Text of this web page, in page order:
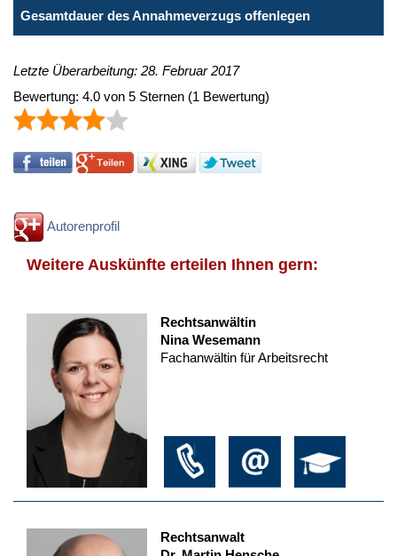
Gesamtdauer des Annahmeverzugs offenlegen
Letzte Überarbeitung: 28. Februar 2017
Bewertung: 4.0 von 5 Sternen (1 Bewertung)
Autorenprofil
Weitere Auskünfte erteilen Ihnen gern:
Rechtsanwältin
Nina Wesemann
Fachanwältin für Arbeitsrecht
Rechtsanwalt